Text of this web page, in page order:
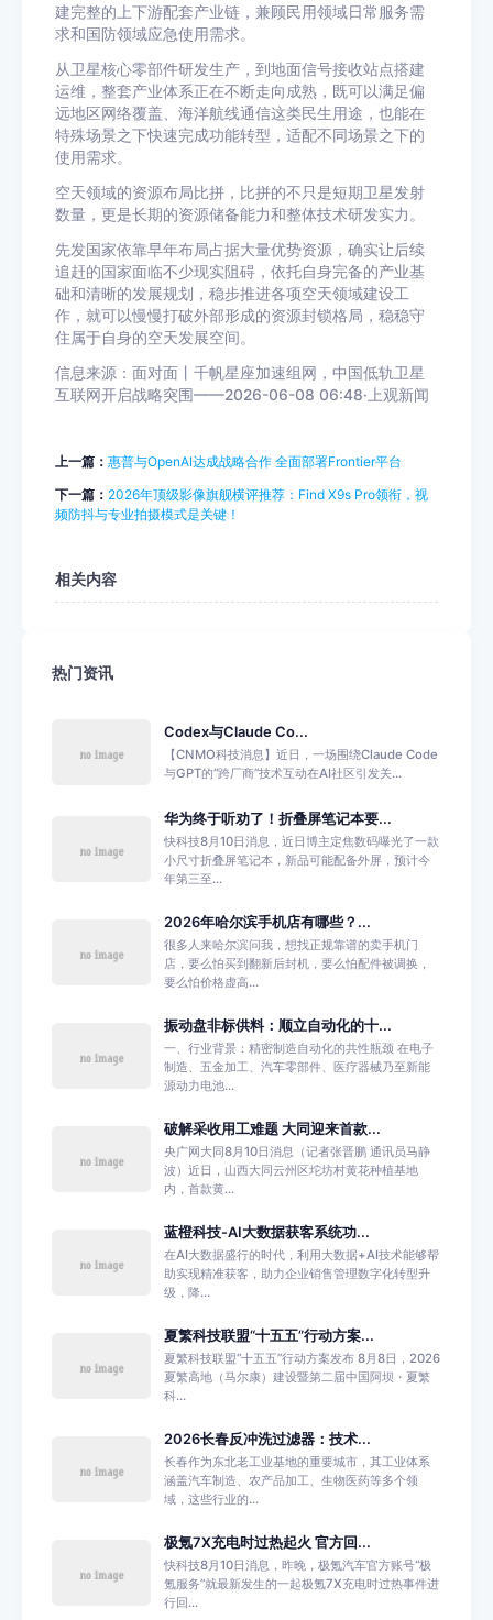
建完整的上下游配套产业链，兼顾民用领域日常服务需
求和国防领域应急使用需求。
从卫星核心零部件研发生产，到地面信号接收站点搭建
运维，整套产业体系正在不断走向成熟，既可以满足偏
远地区网络覆盖、海洋航线通信这类民生用途，也能在
特殊场景之下快速完成功能转型，适配不同场景之下的
使用需求。
空天领域的资源布局比拼，比拼的不只是短期卫星发射
数量，更是长期的资源储备能力和整体技术研发实力。
先发国家依靠早年布局占据大量优势资源，确实让后续
追赶的国家面临不少现实阻碍，依托自身完备的产业基
础和清晰的发展规划，稳步推进各项空天领域建设工
作，就可以慢慢打破外部形成的资源封锁格局，稳稳守
住属于自身的空天发展空间。
信息来源：面对面丨千帆星座加速组网，中国低轨卫星
互联网开启战略突围——2026-06-08 06:48·上观新闻
上一篇： 惠普与OpenAI达成战略合作 全面部署Frontier平台
下一篇： 2026年顶级影像旗舰横评推荐：Find X9s Pro领衔，视
频防抖与专业拍摄模式是关键！
相关内容
热门资讯
Codex与Claude Co...
【CNMO科技消息】近日，一场围绕Claude Code
与GPT的“跨厂商”技术互动在AI社区引发关...
华为终于听劝了！折叠屏笔记本要...
快科技8月10日消息，近日博主定焦数码曝光了一款
小尺寸折叠屏笔记本，新品可能配备外屏，预计今
年第三至...
2026年哈尔滨手机店有哪些？...
很多人来哈尔滨问我，想找正规靠谱的卖手机门
店，要么怕买到翻新后封机，要么怕配件被调换，
要么怕价格虚高...
振动盘非标供料：顺立自动化的十...
一、行业背景：精密制造自动化的共性瓶颈 在电子
制造、五金加工、汽车零部件、医疗器械乃至新能
源动力电池...
破解采收用工难题 大同迎来首款...
央广网大同8月10日消息（记者张晋鹏 通讯员马静
波）近日，山西大同云州区坨坊村黄花种植基地
内，首款黄...
蓝橙科技-AI大数据获客系统功...
在AI大数据盛行的时代，利用大数据+AI技术能够帮
助实现精准获客，助力企业销售管理数字化转型升
级，降...
夏繁科技联盟“十五五”行动方案...
夏繁科技联盟“十五五”行动方案发布 8月8日，2026
夏繁高地（马尔康）建设暨第二届中国阿坝・夏繁
科...
2026长春反冲洗过滤器：技术...
长春作为东北老工业基地的重要城市，其工业体系
涵盖汽车制造、农产品加工、生物医药等多个领
域，这些行业的...
极氪7X充电时过热起火 官方回...
快科技8月10日消息，昨晚，极氪汽车官方账号“极
氪服务”就最新发生的一起极氪7X充电时过热事件进
行回...